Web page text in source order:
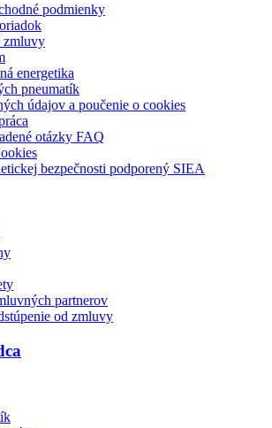
podmienky
zmluvy
energetika
pneumatík
údajov a poučenie o cookies
otázky FAQ
bezpečnosti podporený SIEA
partnerov
od zmluvy